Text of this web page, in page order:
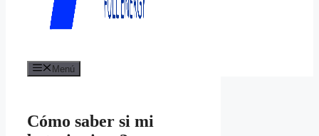
Menú
Cómo saber si mi